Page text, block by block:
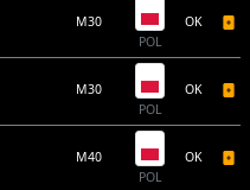
M30
POL
OK
M30
POL
OK
M40
POL
OK